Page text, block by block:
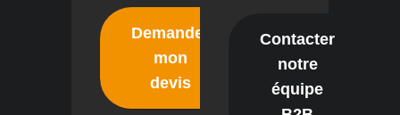
Demander
mon
devis
Contacter
notre
équipe